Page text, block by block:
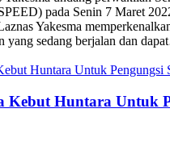
pada Senin 7 Maret
Yakesma
yang sedang berjalan dan
Kebut Huntara Untuk